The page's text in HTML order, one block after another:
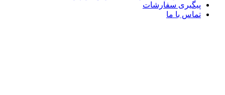
پیگیری سفارشات
تماس با ما